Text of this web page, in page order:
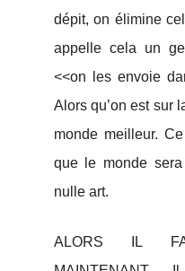
dépit, on élimine
appelle cela un
<<on les envoie
Alors qu’on est sur
monde meilleur.
que le monde
nulle art.
ALORS IL